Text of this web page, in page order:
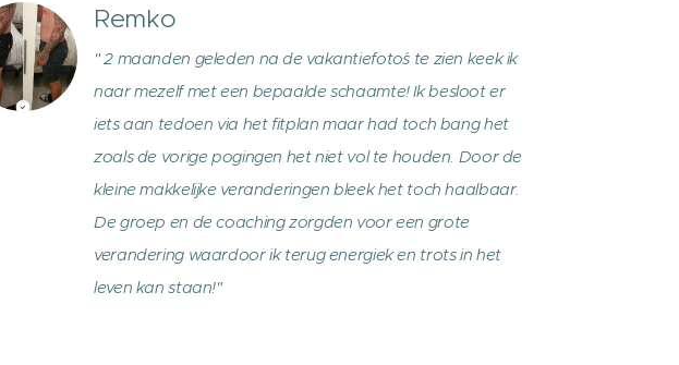
Remko
" 2 maanden geleden na de vakantiefoto´s te zien keek ik
naar mezelf met een bepaalde schaamte! Ik besloot er
iets aan tedoen via het fitplan maar had toch bang het
zoals de vorige pogingen het niet vol te houden. Door de
kleine makkelijke veranderingen bleek het toch haalbaar.
De groep en de coaching zorgden voor een grote
verandering waardoor ik terug energiek en trots in het
leven kan staan!"